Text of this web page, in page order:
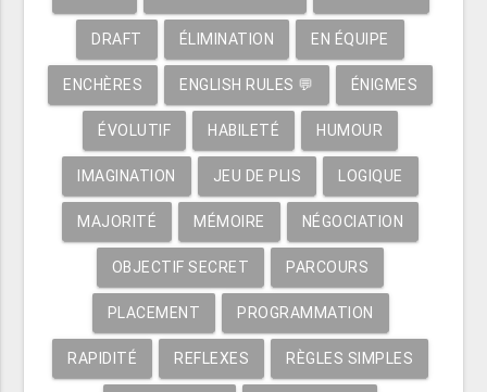
DRAFT ÉLIMINATION EN ÉQUIPE
ENCHÈRES ENGLISH RULES 💬 ÉNIGMES
ÉVOLUTIF HABILETÉ HUMOUR
IMAGINATION JEU DE PLIS LOGIQUE
MAJORITÉ MÉMOIRE NÉGOCIATION
OBJECTIF SECRET PARCOURS
PLACEMENT PROGRAMMATION
RAPIDITÉ REFLEXES RÈGLES SIMPLES